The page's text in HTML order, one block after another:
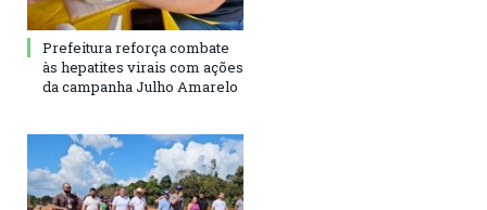
Prefeitura reforça combate
às hepatites virais com ações
da campanha Julho Amarelo